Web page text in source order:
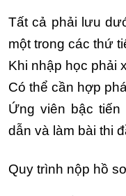
Tất cả phải lưu
một trong các thứ
Khi nhập học phải
Có thể cần hợp
Ứng viên bậc
dẫn và làm bài thi
Quy trình nộp hồ